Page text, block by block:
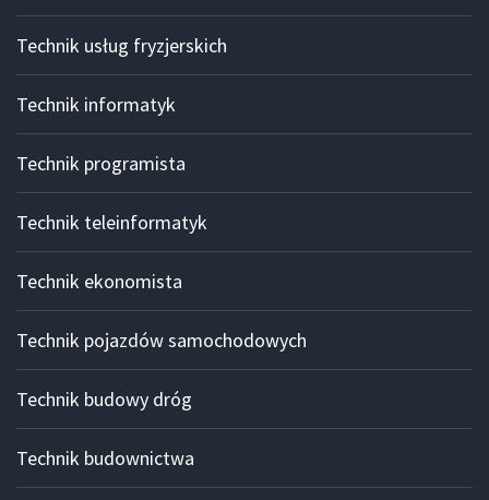
Technik usług fryzjerskich
Technik informatyk
Technik programista
Technik teleinformatyk
Technik ekonomista
Technik pojazdów samochodowych
Technik budowy dróg
Technik budownictwa